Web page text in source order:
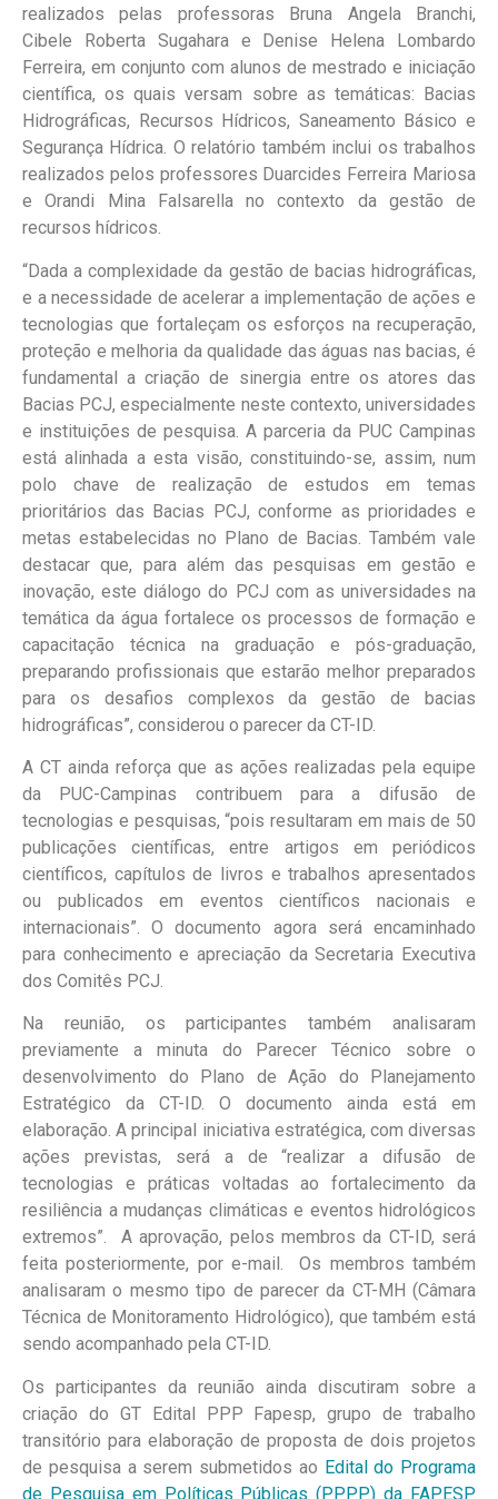
realizados pelas professoras Bruna Angela Branchi,
Cibele Roberta Sugahara e Denise Helena Lombardo
Ferreira, em conjunto com alunos de mestrado e iniciação
científica, os quais versam sobre as temáticas: Bacias
Hidrográficas, Recursos Hídricos, Saneamento Básico e
Segurança Hídrica. O relatório também inclui os trabalhos
realizados pelos professores Duarcides Ferreira Mariosa
e Orandi Mina Falsarella no contexto da gestão de
recursos hídricos.
“Dada a complexidade da gestão de bacias hidrográficas,
e a necessidade de acelerar a implementação de ações e
tecnologias que fortaleçam os esforços na recuperação,
proteção e melhoria da qualidade das águas nas bacias, é
fundamental a criação de sinergia entre os atores das
Bacias PCJ, especialmente neste contexto, universidades
e instituições de pesquisa. A parceria da PUC Campinas
está alinhada a esta visão, constituindo-se, assim, num
polo chave de realização de estudos em temas
prioritários das Bacias PCJ, conforme as prioridades e
metas estabelecidas no Plano de Bacias. Também vale
destacar que, para além das pesquisas em gestão e
inovação, este diálogo do PCJ com as universidades na
temática da água fortalece os processos de formação e
capacitação técnica na graduação e pós-graduação,
preparando profissionais que estarão melhor preparados
para os desafios complexos da gestão de bacias
hidrográficas”, considerou o parecer da CT-ID.
A CT ainda reforça que as ações realizadas pela equipe
da PUC-Campinas contribuem para a difusão de
tecnologias e pesquisas, “pois resultaram em mais de 50
publicações científicas, entre artigos em periódicos
científicos, capítulos de livros e trabalhos apresentados
ou publicados em eventos científicos nacionais e
internacionais”. O documento agora será encaminhado
para conhecimento e apreciação da Secretaria Executiva
dos Comitês PCJ.
Na reunião, os participantes também analisaram
previamente a minuta do Parecer Técnico sobre o
desenvolvimento do Plano de Ação do Planejamento
Estratégico da CT-ID. O documento ainda está em
elaboração. A principal iniciativa estratégica, com diversas
ações previstas, será a de “realizar a difusão de
tecnologias e práticas voltadas ao fortalecimento da
resiliência a mudanças climáticas e eventos hidrológicos
extremos”. A aprovação, pelos membros da CT-ID, será
feita posteriormente, por e-mail. Os membros também
analisaram o mesmo tipo de parecer da CT-MH (Câmara
Técnica de Monitoramento Hidrológico), que também está
sendo acompanhado pela CT-ID.
Os participantes da reunião ainda discutiram sobre a
criação do GT Edital PPP Fapesp, grupo de trabalho
transitório para elaboração de proposta de dois projetos
de pesquisa a serem submetidos ao Edital do Programa
de Pesquisa em Políticas Públicas (PPPP) da FAPESP